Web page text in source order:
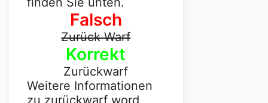
Falsch
Zurück Warf
Korrekt
Zurückwarf
Weitere Informationen